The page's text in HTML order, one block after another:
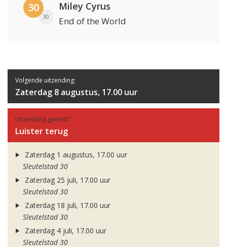
30
30
Miley Cyrus
End of the World
Volgende uitzending:
Zaterdag 8 augustus, 17.00 uur
Uitzending gemist?
Luister terug
Zaterdag 1 augustus, 17.00 uur
Sleutelstad 30
Zaterdag 25 juli, 17.00 uur
Sleutelstad 30
Zaterdag 18 juli, 17.00 uur
Sleutelstad 30
Zaterdag 4 juli, 17.00 uur
Sleutelstad 30